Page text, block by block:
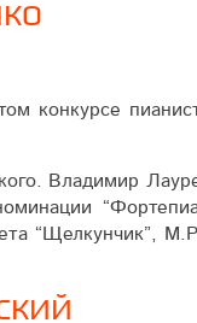
конкурсе
Владимир
“Щелкунчик”,